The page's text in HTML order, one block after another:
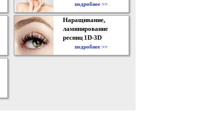
подробнее >>
Наращивание,
ламинирование
ресниц 1D-3D
подробнее >>